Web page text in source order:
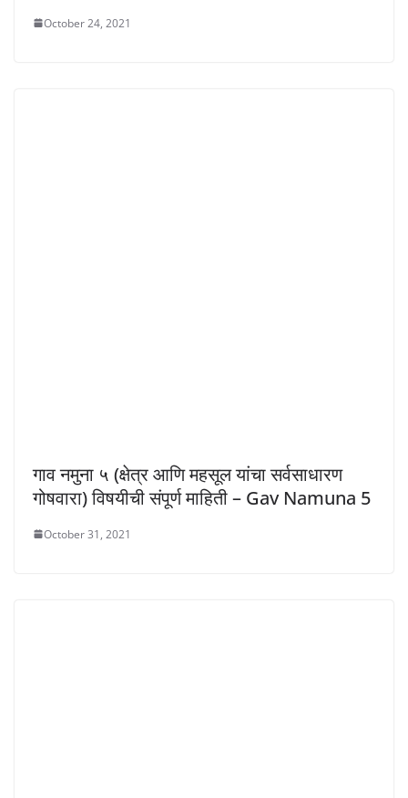
October 24, 2021
गाव नमुना ५ (क्षेत्र आणि महसूल यांचा सर्वसाधारण
गोषवारा) विषयीची संपूर्ण माहिती – Gav Namuna 5
October 31, 2021